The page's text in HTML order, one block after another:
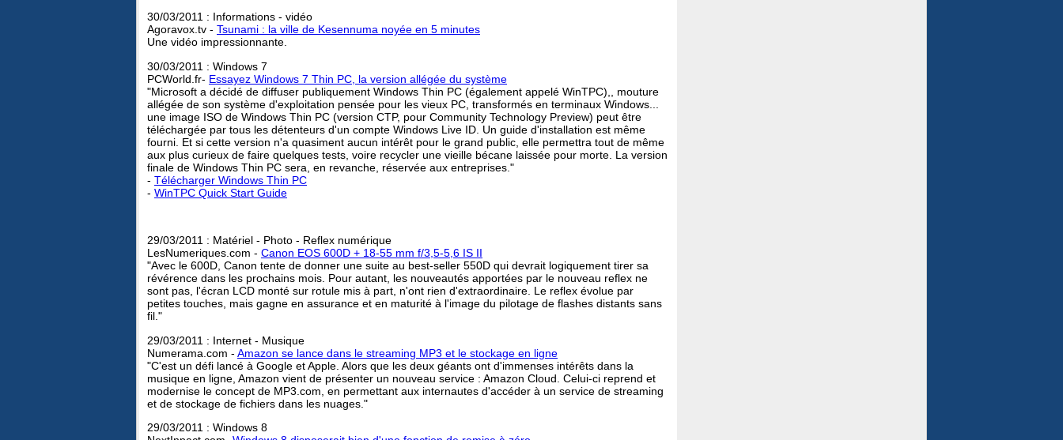
30/03/2011 : Informations - vidéo
Agoravox.tv - Tsunami : la ville de Kesennuma noyée en 5 minutes
Une vidéo impressionnante.
30/03/2011 : Windows 7
PCWorld.fr- Essayez Windows 7 Thin PC, la version allégée du système
"Microsoft a décidé de diffuser publiquement Windows Thin PC (également appelé WinTPC),, mouture
allégée de son système d'exploitation pensée pour les vieux PC, transformés en terminaux Windows...
une image ISO de Windows Thin PC (version CTP, pour Community Technology Preview) peut être
téléchargée par tous les détenteurs d'un compte Windows Live ID. Un guide d'installation est même
fourni. Et si cette version n'a quasiment aucun intérêt pour le grand public, elle permettra tout de même
aux plus curieux de faire quelques tests, voire recycler une vieille bécane laissée pour morte. La version
finale de Windows Thin PC sera, en revanche, réservée aux entreprises."
- Télécharger Windows Thin PC
- WinTPC Quick Start Guide
29/03/2011 : Matériel - Photo - Reflex numérique
LesNumeriques.com - Canon EOS 600D + 18-55 mm f/3,5-5,6 IS II
"Avec le 600D, Canon tente de donner une suite au best-seller 550D qui devrait logiquement tirer sa
révérence dans les prochains mois. Pour autant, les nouveautés apportées par le nouveau reflex ne
sont pas, l'écran LCD monté sur rotule mis à part, n'ont rien d'extraordinaire. Le reflex évolue par
petites touches, mais gagne en assurance et en maturité à l'image du pilotage de flashes distants sans
fil."
29/03/2011 : Internet - Musique
Numerama.com - Amazon se lance dans le streaming MP3 et le stockage en ligne
"C'est un défi lancé à Google et Apple. Alors que les deux géants ont d'immenses intérêts dans la
musique en ligne, Amazon vient de présenter un nouveau service : Amazon Cloud. Celui-ci reprend et
modernise le concept de MP3.com, en permettant aux internautes d'accéder à un service de streaming
et de stockage de fichiers dans les nuages."
29/03/2011 : Windows 8